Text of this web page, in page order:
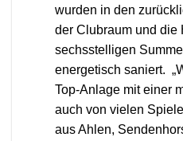
wurden in den
der Clubraum und die
sechsstelligen
energetisch saniert.
Top-Anlage mit einer
auch von vielen
aus Ahlen,